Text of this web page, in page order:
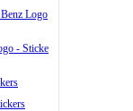
Logo
- Sticke